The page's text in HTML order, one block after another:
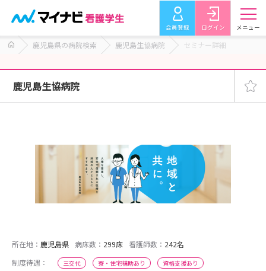
会員登録 ログイン メニュー
鹿児島県の病院検索 鹿児島生協病院 セミナー詳細
鹿児島生協病院
所在地： 鹿児島県 病床数： 299床 看護師数： 242名
制度待遇：
三交代 寮・住宅補助あり
資格支援あり